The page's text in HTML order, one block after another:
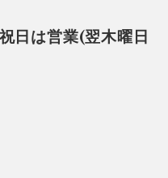
日は営業(翌木曜日